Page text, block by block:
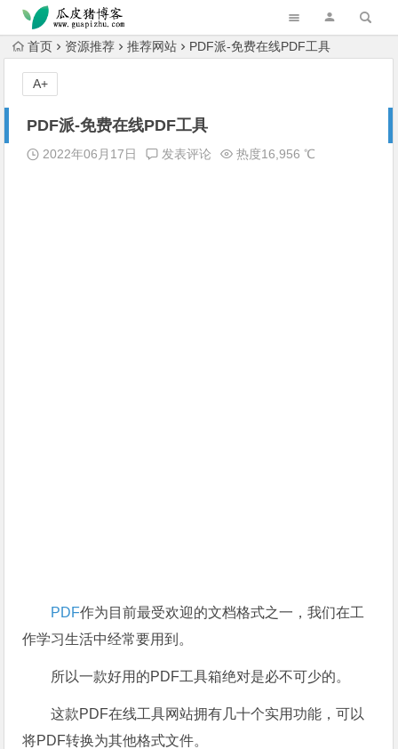
跳转到主内容
首页 资源推荐 推荐网站 PDF派-免费在线PDF工具
PDF派-免费在线PDF工具
2022年06月17日 发表评论 热度16,956 ℃
PDF作为目前最受欢迎的文档格式之一，我们在工
作学习生活中经常要用到。
所以一款好用的PDF工具箱绝对是必不可少的。
这款PDF在线工具网站拥有几十个实用功能，可以
将PDF转换为其他格式文件。
A+